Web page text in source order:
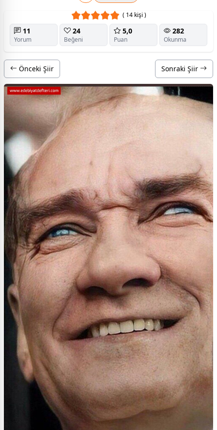
( 14 kişi )
11
Yorum
24
Beğeni
5,0
Puan
282
Okunma
Önceki Şiir Sonraki Şiir